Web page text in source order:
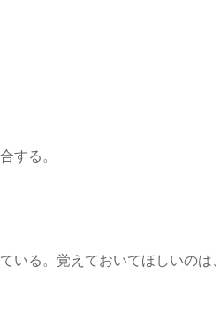
する。
いる。覚えておいてほしいのは